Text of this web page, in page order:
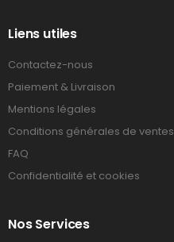
Liens utiles
Contactez-nous
Paiement & Livraison
Mentions légales
Conditions générales de ventes
FAQ
Confidentialité et cookies
Nos Services